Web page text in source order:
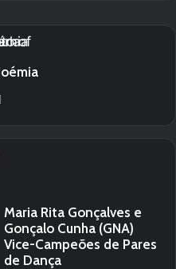
Maria Rita Gonçalves e
Gonçalo Cunha (GNA)
Vice-Campeões de Pares
de Dança